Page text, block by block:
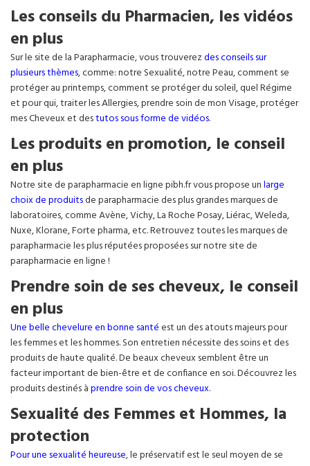
Les conseils du Pharmacien, les vidéos
en plus
Sur le site de la Parapharmacie, vous trouverezdes conseils sur
plusieurs thèmes, comme: notre Sexualité, notre Peau, comment se
protéger au printemps, comment se protéger du soleil, quel Régime
et pour qui, traiter les Allergies, prendre soin de mon Visage, protéger
mes Cheveux et destutos sous forme de vidéos.
Les produits en promotion, le conseil
en plus
Notre site de parapharmacie en ligne pibh.fr vous propose unlarge
choix de produitsde parapharmacie des plus grandes marques de
laboratoires, comme Avène, Vichy, La Roche Posay, Liérac, Weleda,
Nuxe, Klorane, Forte pharma, etc. Retrouvez toutes les marques de
parapharmacie les plus réputées proposées sur notre site de
parapharmacie en ligne !
Prendre soin de ses cheveux, le conseil
en plus
Une belle chevelure en bonne santéest un des atouts majeurs pour
les femmes et les hommes. Son entretien nécessite des soins et des
produits de haute qualité. De beaux cheveux semblent être un
facteur important de bien-être et de confiance en soi. Découvrez les
produits destinés àprendre soin de vos cheveux.
Sexualité des Femmes et Hommes, la
protection
Pour une sexualité heureuse, le préservatif est le seul moyen de se